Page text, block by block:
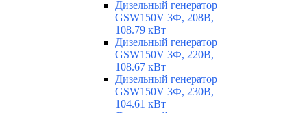
Дизельный генератор
GSW150V 3Ф, 208В,
108.79 кВт
Дизельный генератор
GSW150V 3Ф, 220В,
108.67 кВт
Дизельный генератор
GSW150V 3Ф, 230В,
104.61 кВт